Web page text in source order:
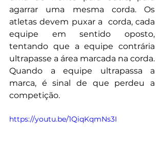
agarrar uma mesma corda. Os
atletas devem puxar a  corda, cada
equipe em sentido oposto,
tentando que a equipe contrária
ultrapasse a área marcada na corda.
Quando a equipe ultrapassa a
marca, é sinal de que perdeu a
competição.
https://youtu.be/1QiqKqmNs3I